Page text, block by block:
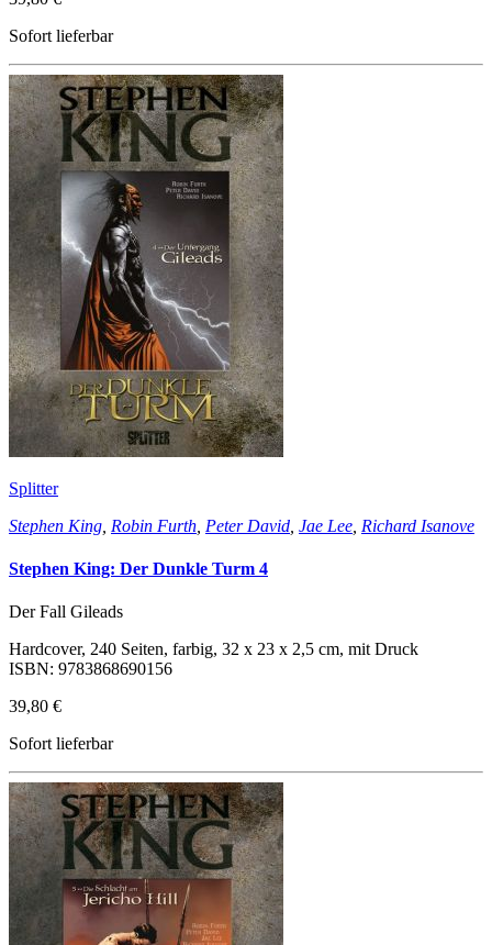
Sofort lieferbar
Splitter
Stephen King Robin Furth Peter David Jae Lee Richard Isanove
Stephen King: Der Dunkle Turm 4
Der Fall Gileads
Hardcover, 240 Seiten, farbig, 32 x 23 x 2,5 cm, mit Druck
ISBN: 9783868690156
39,80 €
Sofort lieferbar